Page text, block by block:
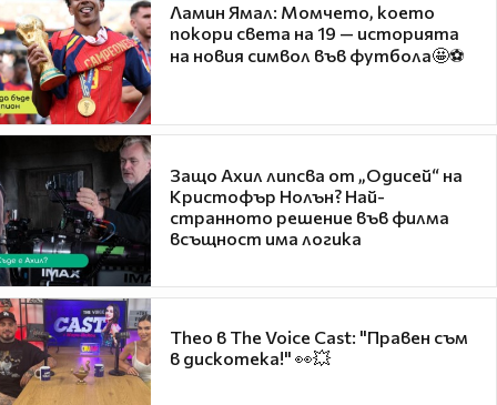
Ламин Ямал: Момчето, което
покори света на 19 — историята
на новия символ във футбола🤩⚽
Защо Ахил липсва от „Одисей“ на
Кристофър Нолън? Най-
странното решение във филма
всъщност има логика
Theo в The Voice Cast: "Правен съм
в дискотека!" 👀💥